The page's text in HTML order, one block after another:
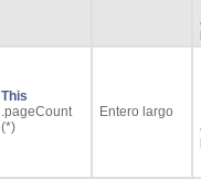
This
.pageCount
(*)
Entero largo